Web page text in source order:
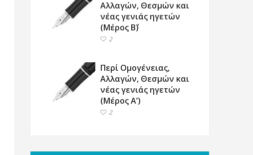
Αλλαγών, Θεσμών και
νέας γενιάς ηγετών
(Μέρος Β΄)
2
Περί Ομογένειας,
Αλλαγών, Θεσμών και
νέας γενιάς ηγετών
(Μέρος Α’)
2